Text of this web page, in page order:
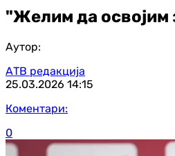
"Желим да освојим
Аутор:
АТВ редакција
25.03.2026 14:15
Коментари:
0